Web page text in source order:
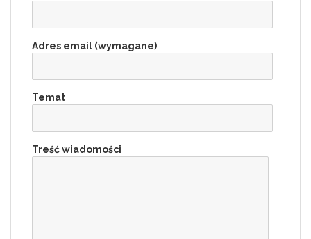
Adres email (wymagane)
Temat
Treść wiadomości